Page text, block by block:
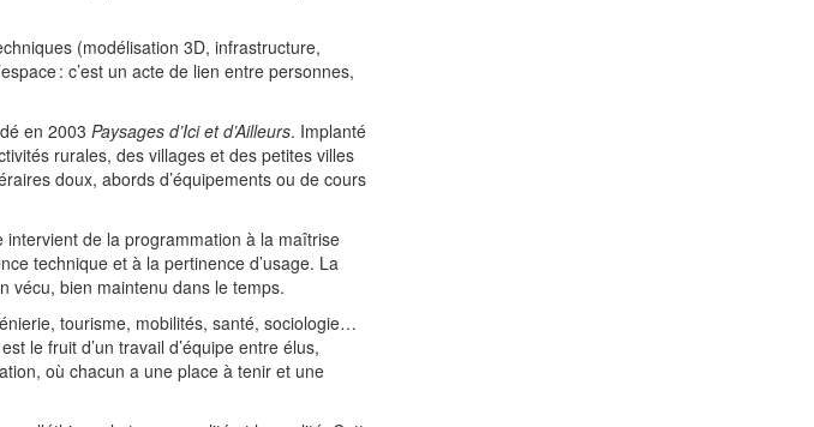
(modélisation 3D, infrastructure,
: c’est un acte de lien entre personnes,
en 2003 Paysages d’Ici et d’Ailleurs. Implanté
rurales, des villages et des petites villes
doux, abords d’équipements ou de cours
intervient de la programmation à la maîtrise
technique et à la pertinence d’usage. La
vécu, bien maintenu dans le temps.
tourisme, mobilités, santé, sociologie…
le fruit d’un travail d’équipe entre élus,
où chacun a une place à tenir et une